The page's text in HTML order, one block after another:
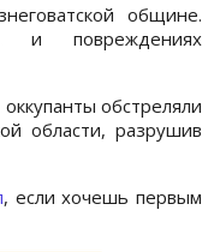
общине.
и повреждениях
обстреляли
области, разрушив
, если хочешь первым